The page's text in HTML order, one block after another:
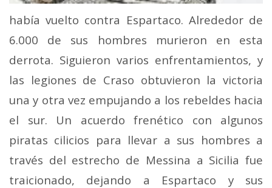
había vuelto contra Espartaco. Alrededor de
6.000 de sus hombres murieron en esta
derrota. Siguieron varios enfrentamientos, y
las legiones de Craso obtuvieron la victoria
una y otra vez empujando a los rebeldes hacia
el sur. Un acuerdo frenético con algunos
piratas cilicios para llevar a sus hombres a
través del estrecho de Messina a Sicilia fue
traicionado, dejando a Espartaco y sus